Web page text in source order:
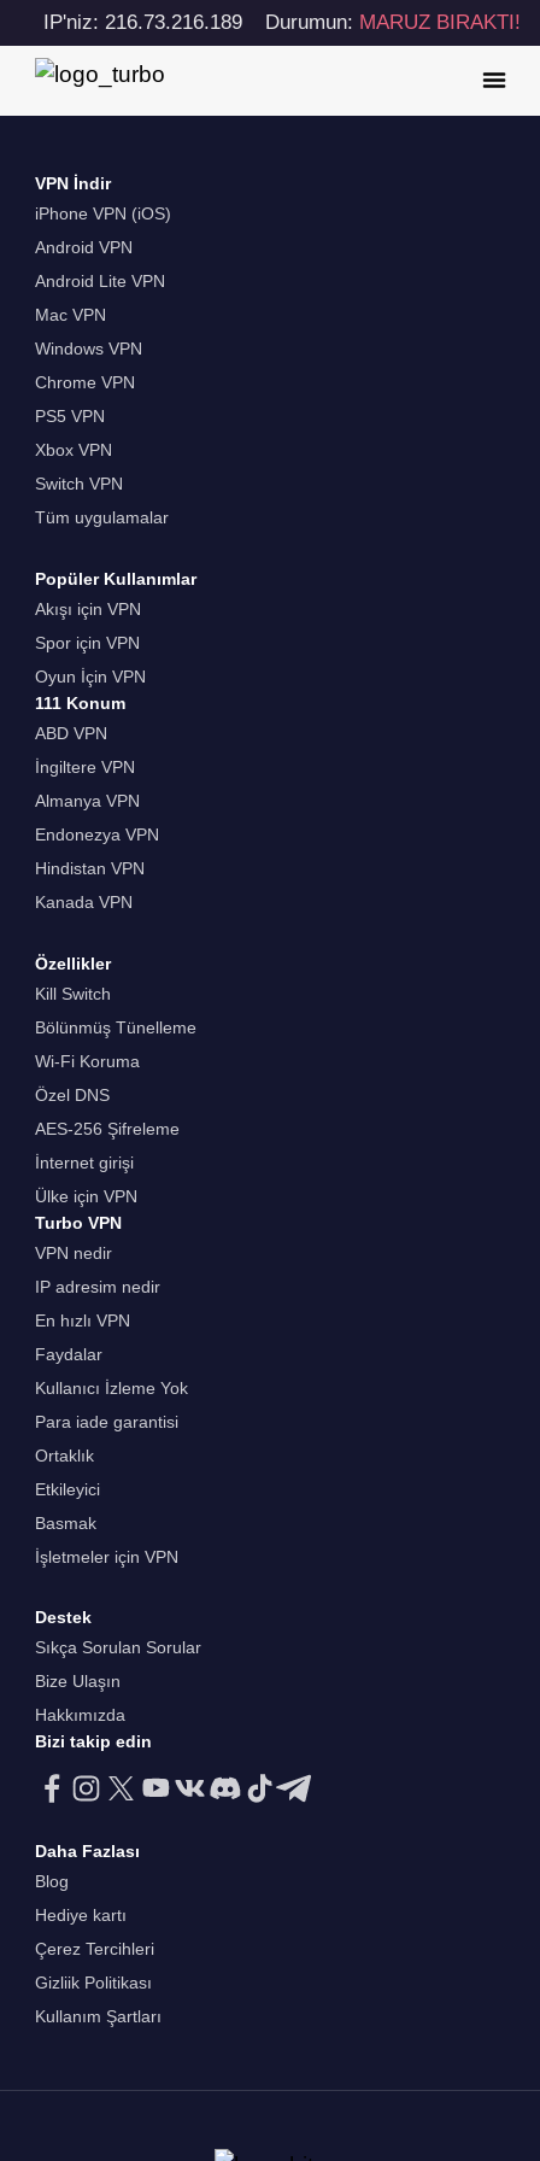
IP'niz: 216.73.216.189 Durumun: MARUZ BIRAKTI!
VPN İndir
iPhone VPN (iOS)
Android VPN
Android Lite VPN
Mac VPN
Windows VPN
Chrome VPN
PS5 VPN
Xbox VPN
Switch VPN
Tüm uygulamalar
Popüler Kullanımlar
Akışı için VPN
Spor için VPN
Oyun İçin VPN
111 Konum
ABD VPN
İngiltere VPN
Almanya VPN
Endonezya VPN
Hindistan VPN
Kanada VPN
Özellikler
Kill Switch
Bölünmüş Tünelleme
Wi-Fi Koruma
Özel DNS
AES-256 Şifreleme
İnternet girişi
Ülke için VPN
Turbo VPN
VPN nedir
IP adresim nedir
En hızlı VPN
Faydalar
Kullanıcı İzleme Yok
Para iade garantisi
Ortaklık
Etkileyici
Basmak
İşletmeler için VPN
Destek
Sıkça Sorulan Sorular
Bize Ulaşın
Hakkımızda
Bizi takip edin
Daha Fazlası
Blog
Hediye kartı
Çerez Tercihleri
Gizliik Politikası
Kullanım Şartları